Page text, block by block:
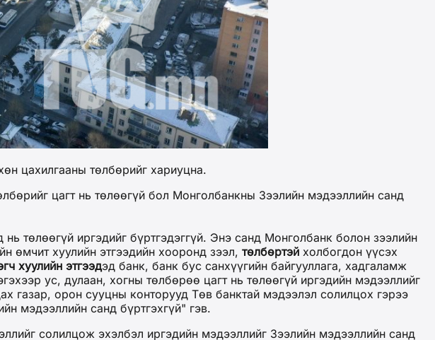
цахилгааны төлбөрийг хариуцна.
цагт нь төлөөгүй бол Монголбанкны Зээлийн мэдээллийн санд
төлөөгүй иргэдийг бүртгэдэггүй. Энэ санд Монголбанк болон зээлийн
өмчит хуулийн этгээдийн хооронд зээл, төлбөртэй холбогдон үүсэх
хуулийн этгээдэд банк, банк бус санхүүгийн байгууллага, хадгаламж
ус, дулаан, хогны төлбөрөө цагт нь төлөөгүй иргэдийн мэдээллийг
газар, орон сууцны конторууд Төв банктай мэдээлэл солилцох гэрээ
мэдээллийн санд бүртгэхгүй" гэв.
солилцож эхэлбэл иргэдийн мэдээллийг Зээлийн мэдээллийн санд